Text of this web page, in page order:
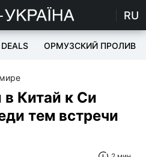
RU
ОРМУЗСКИЙ ПРОЛИВ
Китай к Си
тем встречи